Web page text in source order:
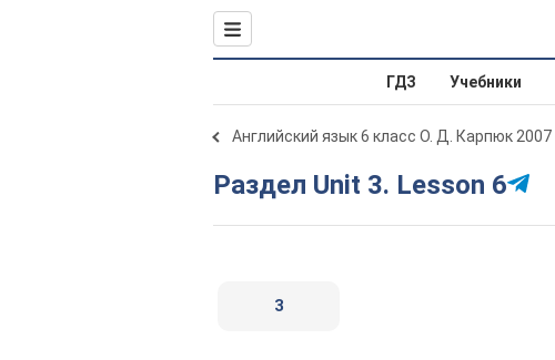
ГДЗ Учебники
Английский язык 6 класс О. Д. Карпюк 2007
Раздел Unit 3. Lesson 6
3